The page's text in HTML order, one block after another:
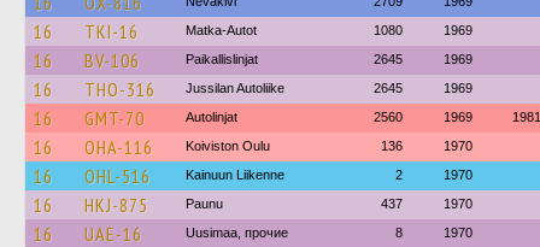
16 TKI-16 Matka-Autot 1080 1969
16 BV-106 Paikallislinjat 2645 1969
16 THO-316 Jussilan Autoliike 2645 1969
16 GMT-70 Autolinjat 2560 1969 1981
16 OHA-116 Koiviston Oulu 136 1970
16 OHL-516 Kainuun Liikenne 2 1970
16 HKJ-875 Paunu 437 1970
16 UAE-16 Uusimaa, прочие 8 1970